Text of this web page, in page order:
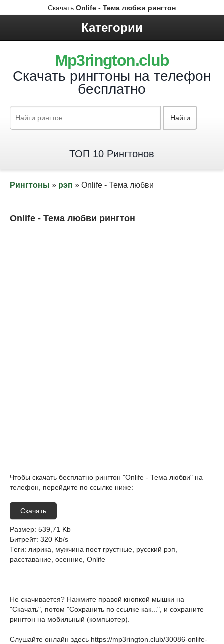
Скачать Onlife - Тема любви рингтон
Категории
Mp3rington.club
Скачать рингтоны на телефон
бесплатно
Найти
ТОП 10 Рингтонов
Рингтоны » рэп » Onlife - Тема любви
Onlife - Тема любви рингтон
Чтобы скачать бесплатно рингтон "Onlife - Тема любви" на
телефон, перейдите по ссылке ниже:
Скачать
Размер: 539,71 Kb
Битрейт: 320 Kb/s
Теги: лирика, мужчина поет грустные, русский рэп,
расставание, осенние, Onlife
Не скачивается? Нажмите правой кнопкой мышки на
"Скачать", потом "Сохранить по ссылке как...", и сохраните
рингтон на мобильный (компьютер).
Слушайте онлайн здесь https://mp3rington.club/30086-onlife-